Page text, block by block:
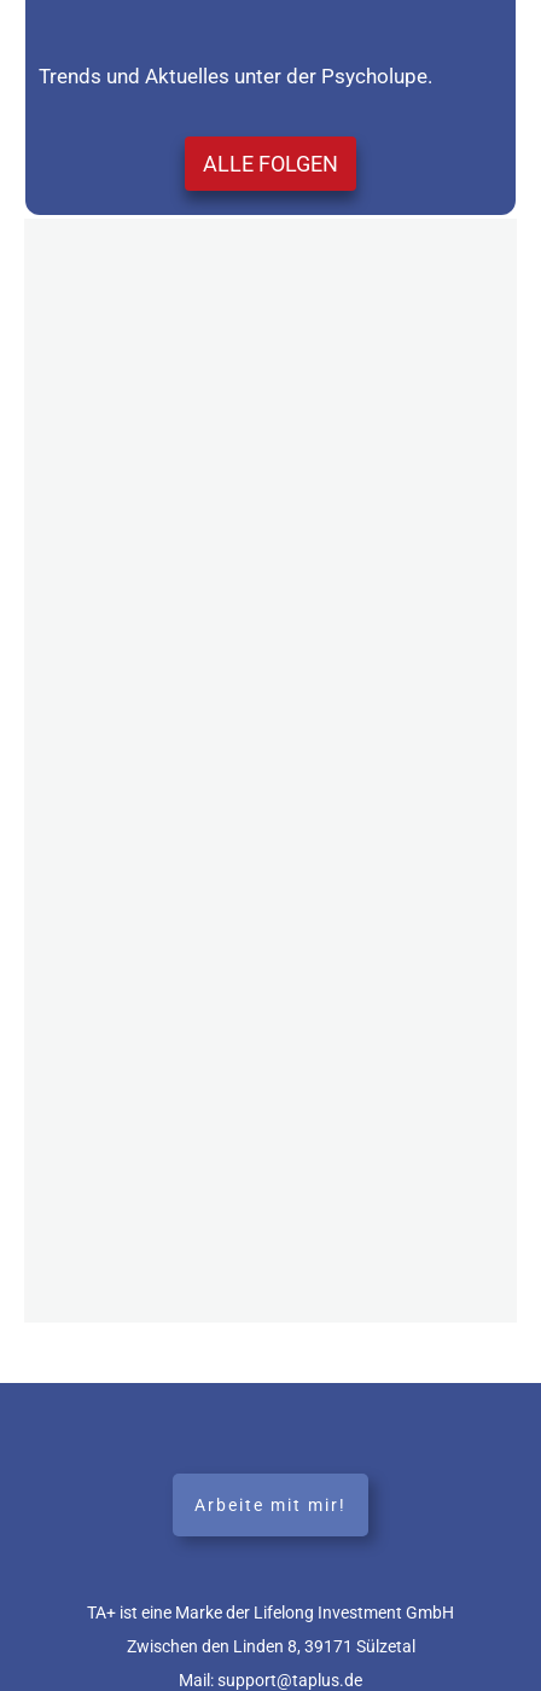
Trends und Aktuelles unter der Psycholupe.
ALLE FOLGEN
Arbeite mit mir!
TA+ ist eine Marke der Lifelong Investment GmbH
Zwischen den Linden 8, 39171 Sülzetal
Mail: support@taplus.de